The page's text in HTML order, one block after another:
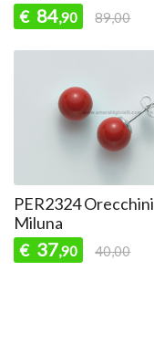
€ 84,90 89,00
PER2324 Orecchini
Miluna
€ 37,90 40,00